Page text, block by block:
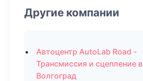
Другие компании
Автоцентр AutoLab Road -
Трансмиссия и сцепление в
Волгоград